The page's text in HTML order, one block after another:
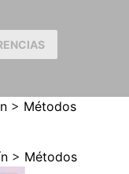
> Métodos
> Métodos